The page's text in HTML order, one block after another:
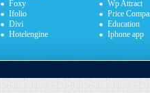
Foxy
Wp Attract
Ifolio
Price
Divi
Education
Hotelengine
Iphone app